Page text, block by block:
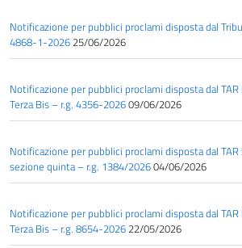
Notificazione per pubblici proclami disposta dal
4868-1-2026 25/06/2026
Notificazione per pubblici proclami disposta dal
Terza Bis – r.g. 4356-202609/06/2026
Notificazione per pubblici proclami disposta dal TAR
sezione quinta – r.g. 1384/202604/06/2026
Notificazione per pubblici proclami disposta dal
Terza Bis – r.g. 8654-2026 22/05/2026